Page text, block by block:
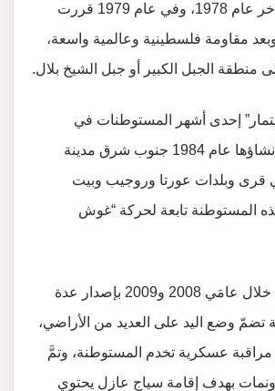
الإسرائيلي في أواخر عام 1978، وفي عام 1979 قررت
مقاومة فلسطينية وعالمية واسعة،
منطقة الجبل الكبير أو جبل الشيخ بلال.
إحدى أشهر المستوطنات في
المدينة، حيث تمَّ إنشاؤها عام 1984 جنوب شرق مدينة
قرى وبلدات عورتا وروجيب وبيت
المستوطنة تابعة لحركة “غوش
وقامت السلطات خلال عامَي 2008 و2009 بإصدار عدة
وضع اليد على العديد من الأراضي،
مراقبة عسكرية تخدم المستوطنة، وتمَّ
بهدف إقامة سياج عازل يحتوي